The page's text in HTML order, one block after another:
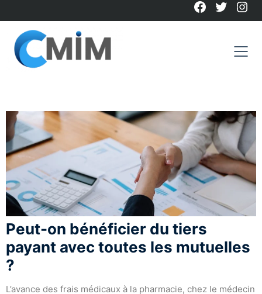
to
content
Facebook
Twitter
Peut-on bénéficier du tiers
payant avec toutes les mutuelles
?
L’avance des frais médicaux à la pharmacie, chez le médecin